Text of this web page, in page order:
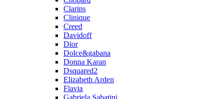
Clarins
Clinique
Creed
Davidoff
Dior
Dolce&gabana
Donna Karan
Dsquared2
Elizabeth Arden
Flavia
Gabriela Sabatini